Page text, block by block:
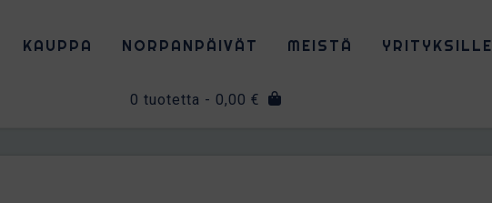
KAUPPA NORPANPÄIVÄT MEISTÄ YRITYKSILLE
0 tuotetta - 0,00 €